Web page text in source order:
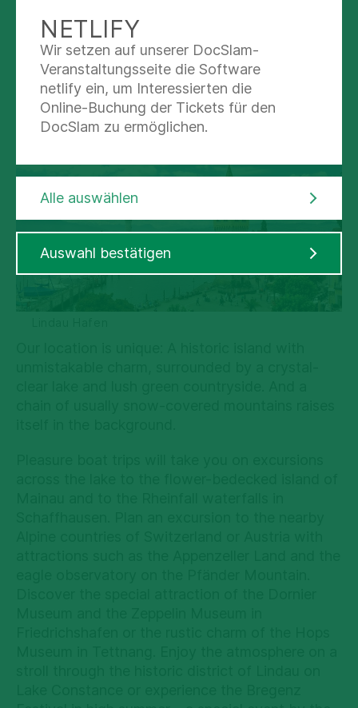
enjoy comfort and privacy with us in equal
measure with the medical and personal care of
our experienced personnel.
SURROUNDINGS
NETLIFY
Wir setzen auf unserer DocSlam-
Veranstaltungsseite die Software
netlify ein, um Interessierten die
Online-Buchung der Tickets für den
DocSlam zu ermöglichen.
Alle auswählen
Auswahl bestätigen